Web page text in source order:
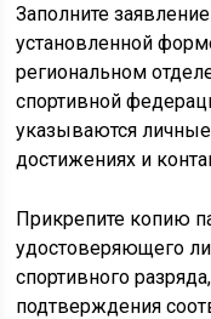
Заполните
установленной
региональном
спортивной
указываются
достижениях и
Прикрепите копию
удостоверяющего
спортивного
подтверждения